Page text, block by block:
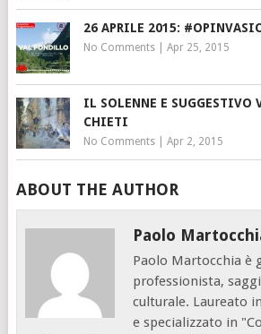
26 APRILE 2015:
No Comments| Apr 25, 2015
IL SOLENNE E SUGGESTIVO
CHIETI
No Comments| Apr 2, 2015
ABOUT THE AUTHOR
Paolo
Paolo Martocchia è
professionista,
culturale. Laureato
e specializzato in